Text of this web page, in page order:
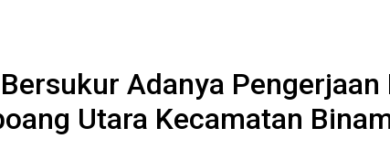
Adanya
Utara Kecamatan